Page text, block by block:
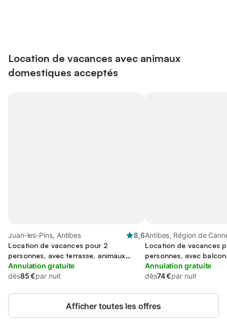
Location de vacances avec animaux
domestiques acceptés
Juan-les-Pins, Antibes
8,6
Location de vacances pour 2
personnes, avec terrasse, animaux
acceptés
Annulation gratuite
dès85 €par nuit
Antibes, Région de
Location de vacances
personnes, avec
acceptés
Annulation gratuite
dès74 €par nuit
Afficher toutes les offres